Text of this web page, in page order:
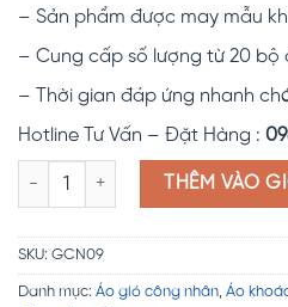
– Sản phẩm được may mẫu
– Cung cấp số lượng từ 20 bộ
– Thời gian đáp ứng nhanh
Hotline Tư Vấn – Đặt Hàng :
Đồng phục áo gió công nhân
THÊM VÀO
SKU: GCN09
Danh mục: Áo gió công nhân, Áo